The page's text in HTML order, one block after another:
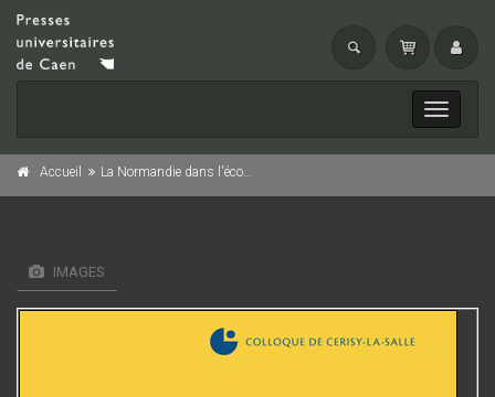
Toggle
Accueil La Normandie dans l'économie européenne
IMAGES